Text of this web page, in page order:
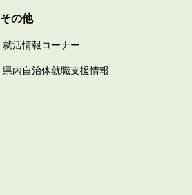
その他
就活情報コーナー
県内自治体就職支援情報